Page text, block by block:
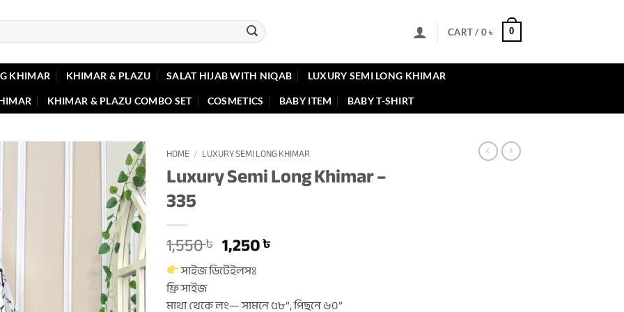
CART / 0৳ 0
KHIMAR KHIMAR & PLAZU SALAT HIJAB WITH NIQAB LUXURY SEMI LONG KHIMAR
KHIMAR & PLAZU COMBO SET COSMETICS BABY ITEM BABY T-SHIRT
HOME / LUXURY SEMI LONG KHIMAR
Luxury Semi Long Khimar –
335
1,550৳ Original
price
was:
1,550 ৳ .
1,250৳
1,250 ৳ .
সাইজ ডিটেইলসঃ
ফ্রি সাইজ
মাথা থেকে লং— সামনে ৫৮”, পিছনে ৬০”